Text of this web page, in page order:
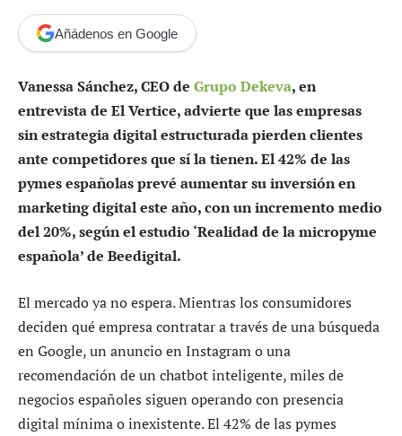
Añádenos en Google
Vanessa Sánchez, CEO de Grupo Dekeva, en
entrevista de El Vertice, advierte que las empresas
sin estrategia digital estructurada pierden clientes
ante competidores que sí la tienen. El 42% de las
pymes españolas prevé aumentar su inversión en
marketing digital este año, con un incremento medio
del 20%, según el estudio ‘Realidad de la micropyme
española’ de Beedigital.
El mercado ya no espera. Mientras los consumidores
deciden qué empresa contratar a través de una búsqueda
en Google, un anuncio en Instagram o una
recomendación de un chatbot inteligente, miles de
negocios españoles siguen operando con presencia
digital mínima o inexistente. El 42% de las pymes